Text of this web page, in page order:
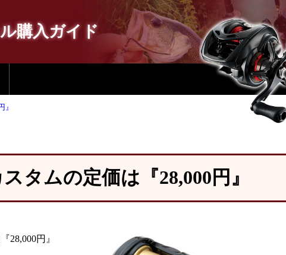
購入ガイド
』
タムの定価は『28,000円』
28,000円』